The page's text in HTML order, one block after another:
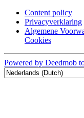
Content policy
Privacyverklaring
Algemene
Cookies
Powered by Deedmob